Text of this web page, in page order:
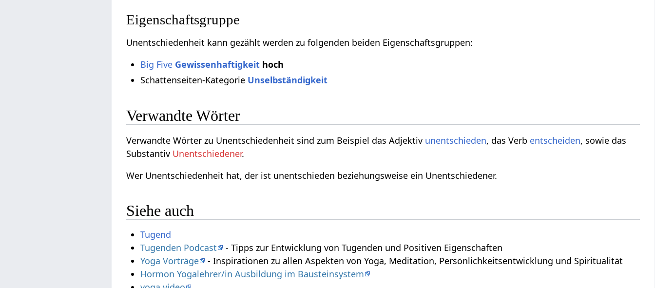
Eigenschaftsgruppe
Unentschiedenheit kann gezählt werden zu folgenden beiden Eigenschaftsgruppen:
Big Five Gewissenhaftigkeit hoch
Schattenseiten-Kategorie Unselbständigkeit
Verwandte Wörter
Verwandte Wörter zu Unentschiedenheit sind zum Beispiel das Adjektiv unentschieden, das Verb entscheiden, sowie das
Substantiv Unentschiedener.
Wer Unentschiedenheit hat, der ist unentschieden beziehungsweise ein Unentschiedener.
Siehe auch
Tugend
Tugenden Podcast
- Tipps zur Entwicklung von Tugenden und Positiven Eigenschaften
Yoga Vorträge
- Inspirationen zu allen Aspekten von Yoga, Meditation, Persönlichkeitsentwicklung und Spiritualität
Hormon Yogalehrer/in Ausbildung im Bausteinsystem